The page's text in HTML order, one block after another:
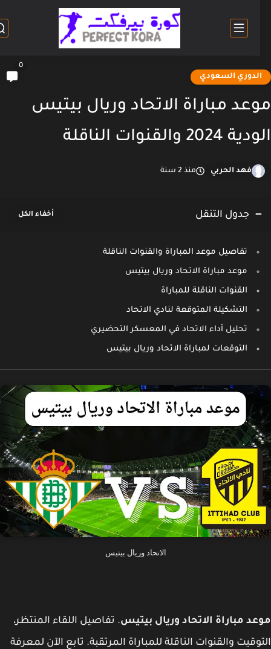
السعودي
مباراة الاتحاد وريال بيتيس
والقنوات الناقلة
فهد الحربي منذ 2 سنة
جدول التنقل
تفاصيل موعد المباراة والقنوات الناقلة
موعد مباراة الاتحاد وريال بيتيس
القنوات الناقلة للمباراة
التشكيلة المتوقعة لنادي الاتحاد
تحليل أداء الاتحاد في المعسكر التحضيري
التوقعات لمباراة الاتحاد وريال بيتيس
الاتحاد وريال بيتيس
مباراة الاتحاد وريال بيتيس. تفاصيل اللقاء المنتظر،
والقنوات الناقلة للمباراة المرتقبة. تابع الآن لمعرفة